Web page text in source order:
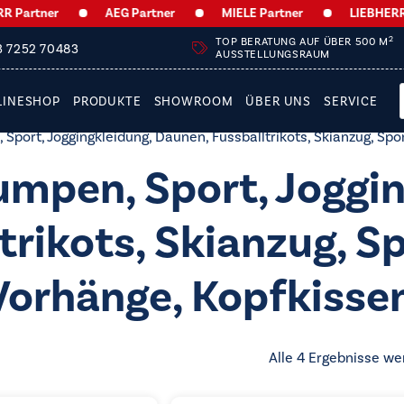
AEG Partner MIELE Partner LIEBHERR
7252 70483 TOP BERATUNG AUF ÜBER 500 M2
AUSSTELLUNGSRAUM
PRODUKTE SHOWROOM ÜBER UNS SERVICE
Joggingkleidung, Daunen, Fussballtrikots, Skianzug,
Sport,
Skianzug,
Alle 4 Ergebnisse